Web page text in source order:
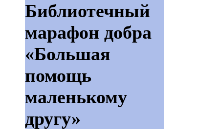
Библиотечный
марафон добра
«Большая
помощь
маленькому
другу»